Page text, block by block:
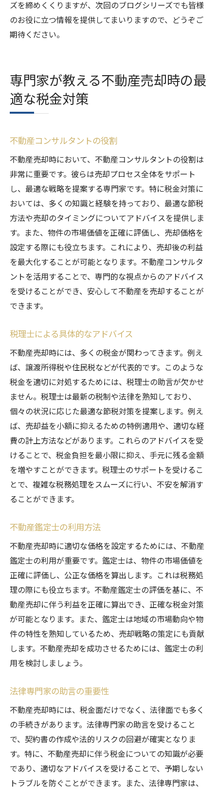
ズを締めくくりますが、次回のブログシリーズでも皆様
のお役に立つ情報を提供してまいりますので、どうぞご
期待ください。
専門家が教える不動産売却時の最
適な税金対策
不動産コンサルタントの役割
不動産売却時において、不動産コンサルタントの役割は
非常に重要です。彼らは売却プロセス全体をサポート
し、最適な戦略を提案する専門家です。特に税金対策に
おいては、多くの知識と経験を持っており、最適な節税
方法や売却のタイミングについてアドバイスを提供しま
す。また、物件の市場価値を正確に評価し、売却価格を
設定する際にも役立ちます。これにより、売却後の利益
を最大化することが可能となります。不動産コンサルタ
ントを活用することで、専門的な視点からのアドバイス
を受けることができ、安心して不動産を売却することが
できます。
税理士による具体的なアドバイス
不動産売却時には、多くの税金が関わってきます。例え
ば、譲渡所得税や住民税などが代表的です。このような
税金を適切に対処するためには、税理士の助言が欠かせ
ません。税理士は最新の税制や法律を熟知しており、
個々の状況に応じた最適な節税対策を提案します。例え
ば、売却益を小額に抑えるための特例適用や、適切な経
費の計上方法などがあります。これらのアドバイスを受
けることで、税金負担を最小限に抑え、手元に残る金額
を増やすことができます。税理士のサポートを受けるこ
とで、複雑な税務処理をスムーズに行い、不安を解消す
ることができます。
不動産鑑定士の利用方法
不動産売却時に適切な価格を設定するためには、不動産
鑑定士の利用が重要です。鑑定士は、物件の市場価値を
正確に評価し、公正な価格を算出します。これは税務処
理の際にも役立ちます。不動産鑑定士の評価を基に、不
動産売却に伴う利益を正確に算出でき、正確な税金対策
が可能となります。また、鑑定士は地域の市場動向や物
件の特性を熟知しているため、売却戦略の策定にも貢献
します。不動産売却を成功させるためには、鑑定士の利
用を検討しましょう。
法律専門家の助言の重要性
不動産売却時には、税金面だけでなく、法律面でも多く
の手続きがあります。法律専門家の助言を受けること
で、契約書の作成や法的リスクの回避が確実となりま
す。特に、不動産売却に伴う税金についての知識が必要
であり、適切なアドバイスを受けることで、予期しない
トラブルを防ぐことができます。また、法律専門家は、